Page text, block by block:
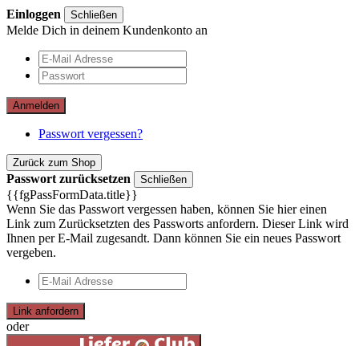
Einloggen Schließen
Melde Dich in deinem Kundenkonto an
Anmelden
Passwort vergessen?
Zurück zum Shop
Passwort zurücksetzen Schließen
{{fgPassFormData.title}}
Wenn Sie das Passwort vergessen haben, können Sie hier einen
Link zum Zurücksetzten des Passworts anfordern. Dieser Link wird
Ihnen per E-Mail zugesandt. Dann können Sie ein neues Passwort
vergeben.
Link anfordern
oder